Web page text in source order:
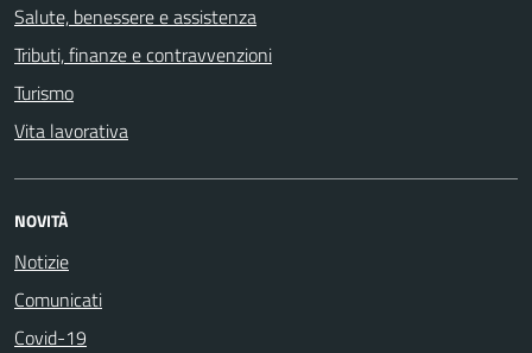
Salute, benessere e assistenza
Tributi, finanze e contravvenzioni
Turismo
Vita lavorativa
NOVITÀ
Notizie
Comunicati
Covid-19